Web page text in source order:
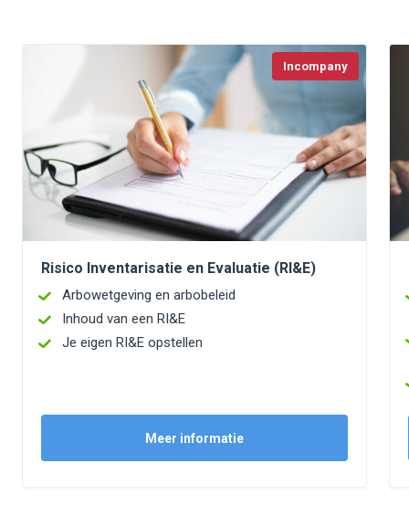
Risico Inventarisatie en Evaluatie (RI&E)
Arbowetgeving en arbobeleid
Inhoud van een RI&E
Je eigen RI&E opstellen
Incompany
Meer informatie